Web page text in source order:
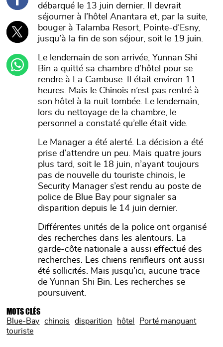
débarqué le 13 juin dernier. Il devrait
séjourner à l’hôtel Anantara et, par la suite,
bouger à Talamba Resort, Pointe-d’Esny,
jusqu’à la fin de son séjour, soit le 19 juin.
Le lendemain de son arrivée, Yunnan Shi
Bin a quitté sa chambre d’hôtel pour se
rendre à La Cambuse. Il était environ 11
heures. Mais le Chinois n’est pas rentré à
son hôtel à la nuit tombée. Le lendemain,
lors du nettoyage de la chambre, le
personnel a constaté qu’elle était vide.
Le Manager a été alerté. La décision a été
prise d’attendre un peu. Mais quatre jours
plus tard, soit le 18 juin, n’ayant toujours
pas de nouvelle du touriste chinois, le
Security Manager s’est rendu au poste de
police de Blue Bay pour signaler sa
disparition depuis le 14 juin dernier.
Différentes unités de la police ont organisé
des recherches dans les alentours. La
garde-côte nationale a aussi effectué des
recherches. Les chiens renifleurs ont aussi
été sollicités. Mais jusqu’ici, aucune trace
de Yunnan Shi Bin. Les recherches se
poursuivent.
MOTS CLÉS
Blue-Bay chinois disparition hôtel
Porté manquant
touriste